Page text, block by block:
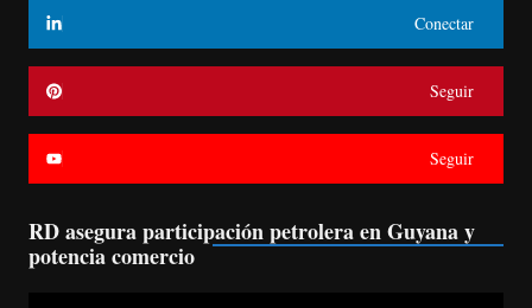
Conectar
Seguir
Seguir
RD asegura participación petrolera en Guyana y
potencia comercio